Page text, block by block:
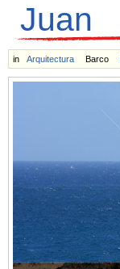
Juan
in Arquitectura Barco